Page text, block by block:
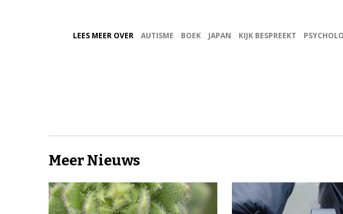
LEES MEER OVER AUTISME BOEK JAPAN KIJK BESPREEKT
Meer Nieuws